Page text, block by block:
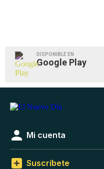
DISPONIBLE EN
Google Play
Mi cuenta
Suscríbete